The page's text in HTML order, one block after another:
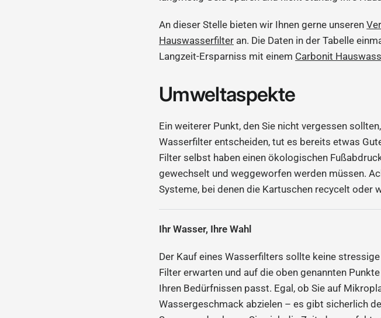
An dieser Stelle bieten wir Ihnen gerne unseren
Hauswasserfilter an. Die Daten in der Tabelle
Langzeit-Ersparniss mit einem Carbonit
Umweltaspekte
Ein weiterer Punkt, den Sie nicht vergessen
Wasserfilter entscheiden, tut es bereits etwas
Filter selbst haben einen ökologischen
gewechselt und weggeworfen werden müssen.
Systeme, bei denen die Kartuschen recycelt oder
Ihr Wasser, Ihre Wahl
Der Kauf eines Wasserfilters sollte keine
Filter erwarten und auf die oben genannten
Ihren Bedürfnissen passt. Egal, ob Sie auf
Wassergeschmack abzielen – es gibt sicherlich